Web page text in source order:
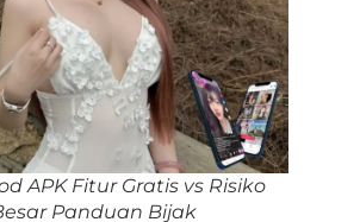
APK Fitur Gratis vs Risiko
Panduan Bijak